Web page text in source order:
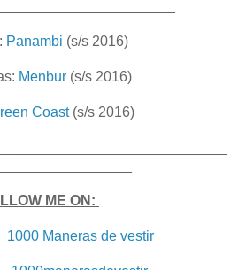
Panambi (s/s 2016)
Menbur (s/s 2016)
Coast(s/s 2016)
ME ON:
1000 Maneras de vestir